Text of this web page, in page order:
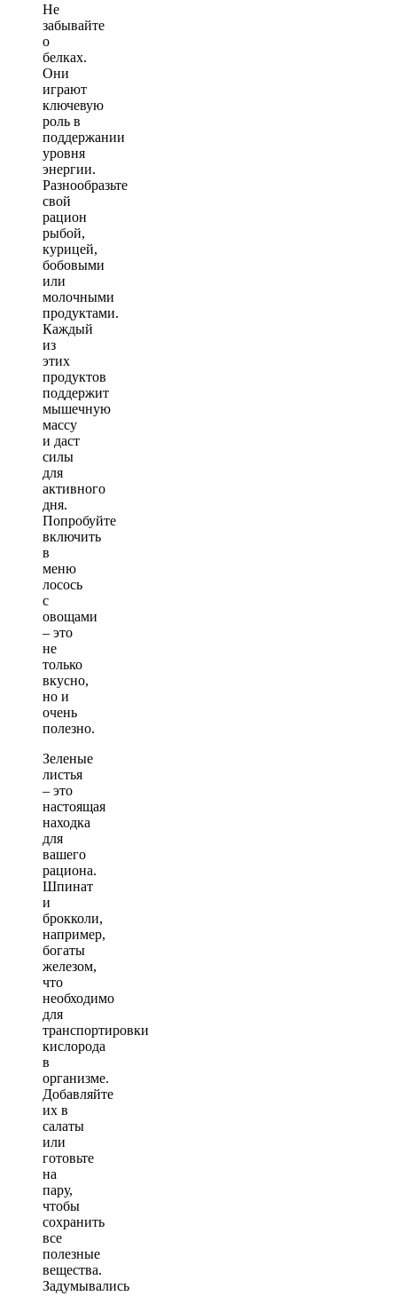
Не
забывайте
о
белках.
Они
играют
ключевую
роль в
поддержании
уровня
энергии.
Разнообразьте
свой
рацион
рыбой,
курицей,
бобовыми
или
молочными
продуктами.
Каждый
из
этих
продуктов
поддержит
мышечную
массу
и даст
силы
для
активного
дня.
Попробуйте
включить
в
меню
лосось
с
овощами
– это
не
только
вкусно,
но и
очень
полезно.
Зеленые
листья
– это
настоящая
находка
для
вашего
рациона.
Шпинат
и
брокколи,
например,
богаты
железом,
что
необходимо
для
транспортировки
кислорода
в
организме.
Добавляйте
их в
салаты
или
готовьте
на
пару,
чтобы
сохранить
все
полезные
вещества.
Задумывались